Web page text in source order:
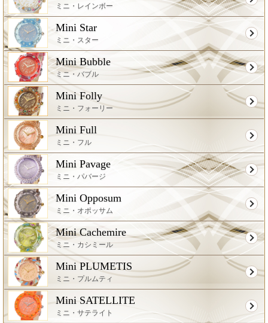
ミニ・レインボー
Mini Star
ミニ・スター
Mini Bubble
ミニ・バブル
Mini Folly
ミニ・フォーリー
Mini Full
ミニ・フル
Mini Pavage
ミニ・パバージ
Mini Opposum
ミニ・オポッサム
Mini Cachemire
ミニ・カシミール
Mini PLUMETIS
ミニ・プルムティ
Mini SATELLITE
ミニ・サテライト